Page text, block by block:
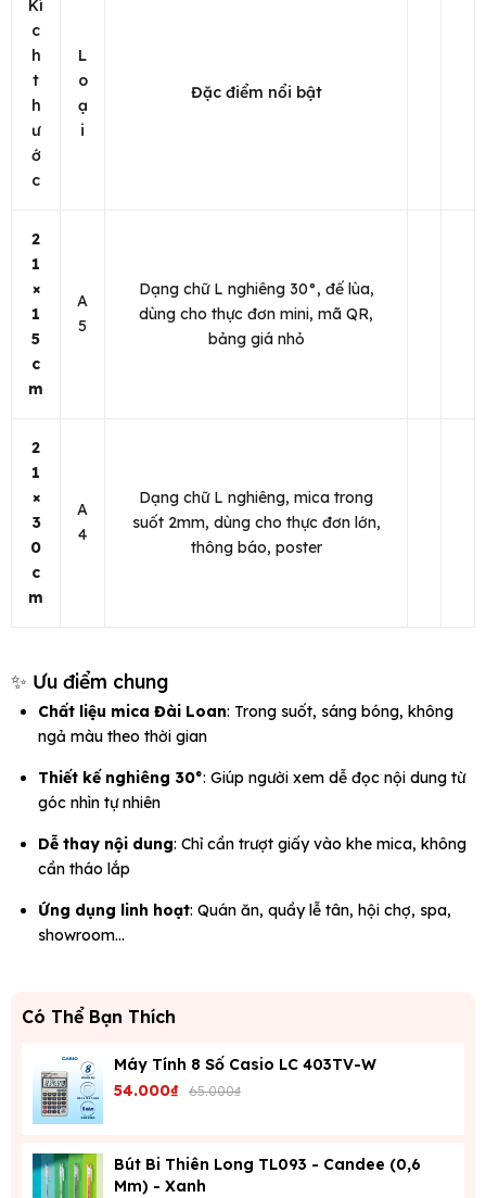
Kí
c
h
t
h
ư
ớ
c
L
o
ạ
i
Đặc điểm nổi bật
2
1
×
1
5
c
m
A
5
Dạng chữ L nghiêng 30°, đế lùa,
dùng cho thực đơn mini, mã QR,
bảng giá nhỏ
2
1
×
3
0
c
m
A
4
Dạng chữ L nghiêng, mica trong
suốt 2mm, dùng cho thực đơn lớn,
thông báo, poster
✨ Ưu điểm chung
Chất liệu mica Đài Loan: Trong suốt, sáng bóng, không
ngả màu theo thời gian
Thiết kế nghiêng 30°: Giúp người xem dễ đọc nội dung từ
góc nhìn tự nhiên
Dễ thay nội dung: Chỉ cần trượt giấy vào khe mica, không
cần tháo lắp
Ứng dụng linh hoạt: Quán ăn, quầy lễ tân, hội chợ, spa,
showroom…
Có Thể Bạn Thích
Máy Tính 8 Số Casio LC 403TV-W
54.000₫ 65.000₫
Bút Bi Thiên Long TL093 - Candee (0,6
Mm) - Xanh